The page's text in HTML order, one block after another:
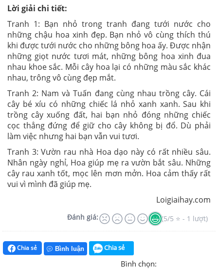
Lời giải chi tiết:
Tranh 1: Bạn nhỏ trong tranh đang tưới nước cho
những chậu hoa xinh đẹp. Bạn nhỏ vô cùng thích thú
khi được tưới nước cho những bông hoa ấy. Được nhận
những giọt nước tươi mát, những bông hoa xinh đua
nhau khoe sắc. Mỗi cây hoa lại có những màu sắc khác
nhau, trông vô cùng đẹp mắt.
Tranh 2: Nam và Tuấn đang cùng nhau trồng cây. Cái
cây bé xíu có những chiếc lá nhỏ xanh xanh. Sau khi
trồng cây xuống đất, hai bạn nhỏ đóng những chiếc
cọc thẳng đứng để giữ cho cây không bị đổ. Dù phải
làm việc nhưng hai bạn vẫn vui tươi.
Tranh 3: Vườn rau nhà Hoa dạo này có rất nhiều sâu.
Nhân ngày nghỉ, Hoa giúp mẹ ra vườn bắt sâu. Những
cây rau xanh tốt, mọc lên mơn mởn. Hoa cảm thấy rất
vui vì mình đã giúp mẹ.
Loigiaihay.com
Đánh giá: (5/5 ⭐ - 1 lượt)
Chia sẻ Bình luận Chia sẻ
Bình chọn: